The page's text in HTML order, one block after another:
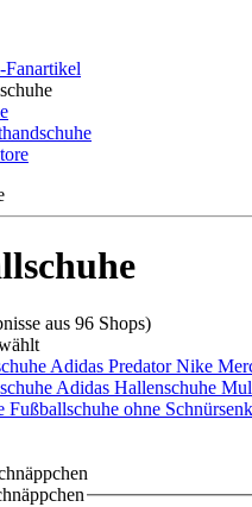
Fanartikel
aus 96 Shops)
Adidas PredatorNike
Adidas Hallenschuhe
Fußballschuhe ohne